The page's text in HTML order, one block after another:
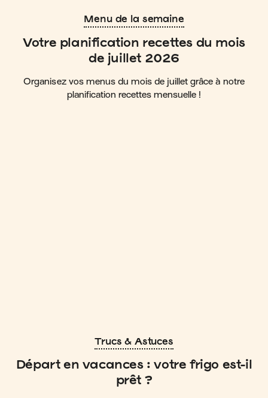
Menu de la semaine
Votre planification recettes du mois
de juillet 2026
Organisez vos menus du mois de juillet grâce à notre
planification recettes mensuelle !
Trucs & Astuces
Départ en vacances : votre frigo est-il
prêt ?